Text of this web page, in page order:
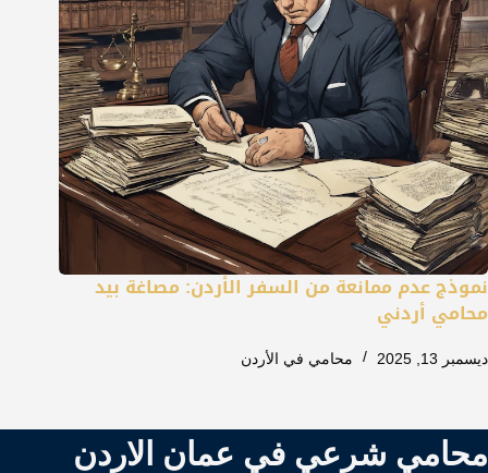
نموذج عدم ممانعة من السفر الأردن: مصاغة بيد
محامي أردني
ديسمبر 13, 2025 محامي في الأردن
محامي شرعي في عمان الاردن